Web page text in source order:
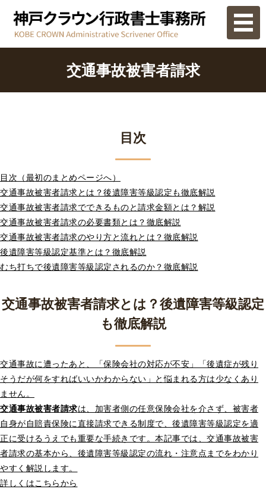
ホーム
業務内容
お問い合わせ
交通事故被害者請求
目次
目次（最初のまとめページへ）
交通事故被害者請求とは？後遺障害等級認定も徹底解説
交通事故被害者請求でできるものと請求金額とは？解説
交通事故被害者請求の必要書類とは？徹底解説
交通事故被害者請求のやり方と流れとは？徹底解説
後遺障害等級認定基準とは？徹底解説
むち打ちで後遺障害等級認定されるのか？徹底解説
交通事故被害者請求とは？後遺障害等級認定
も徹底解説
交通事故に遭ったあと、「保険会社の対応が不安」「後遺症が残り
そうだが何をすればいいかわからない」と悩まれる方は少なくあり
ません。
交通事故被害者請求は、加害者側の任意保険会社を介さず、被害者
自身が自賠責保険に直接請求できる制度で、後遺障害等級認定を適
正に受けるうえでも重要な手続きです。本記事では、交通事故被害
者請求の基本から、後遺障害等級認定の流れ・注意点までをわかり
やすく解説します。
詳しくはこちらから